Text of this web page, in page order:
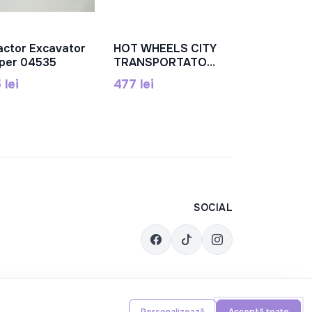
În Coș
Excavator
04535
lei
În Coș
HOT WHEELS CITY
TRANSPORTATORUL
DRAGON,
MTGTK42
477 lei
SOCIAL